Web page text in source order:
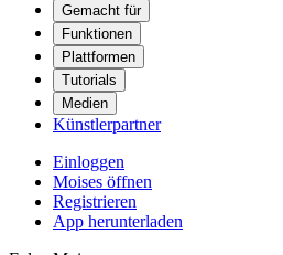
Gemacht für
Funktionen
Plattformen
Tutorials
Medien
Künstlerpartner
Einloggen
Moises öffnen
Registrieren
App herunterladen